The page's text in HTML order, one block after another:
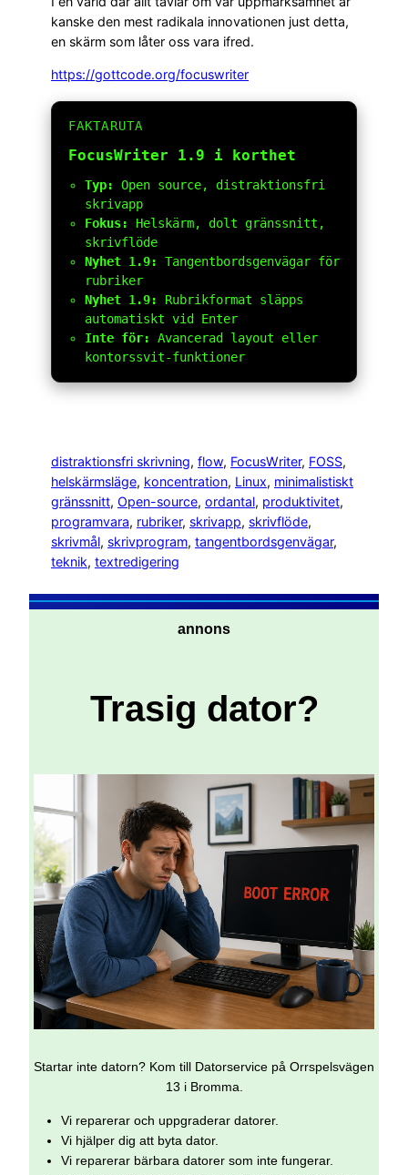
kanske den mest radikala innovationen just detta,
en skärm som låter oss vara ifred.
https://gottcode.org/focuswriter
FAKTARUTA
FocusWriter 1.9 i korthet
Typ:
Open source, distraktionsfri
skrivapp
Fokus:
Helskärm, dolt gränssnitt,
skrivflöde
Nyhet 1.9:
Tangentbordsgenvägar för
rubriker
Nyhet 1.9:
Rubrikformat släpps
automatiskt vid Enter
Inte för:
Avancerad layout eller
kontorssvit-funktioner
distraktionsfri skrivning, flow, FocusWriter, FOSS
helskärmsläge, koncentration, Linux, minimalistiskt
gränssnitt, Open-source, ordantal, produktivitet
programvara, rubriker, skrivapp, skrivflöde
skrivmål, skrivprogram, tangentbordsgenvägar
teknik, textredigering
annons
Trasig dator?
Startar inte datorn? Kom till Datorservice på Orrspelsvägen
13 i Bromma.
Vi reparerar och uppgraderar datorer.
Vi hjälper dig att byta dator.
Vi reparerar bärbara datorer som inte fungerar.